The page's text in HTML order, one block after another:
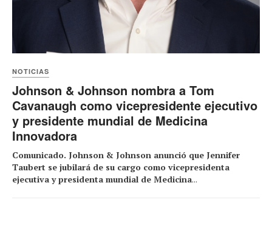
NOTICIAS
Johnson & Johnson nombra a Tom
Cavanaugh como vicepresidente ejecutivo
y presidente mundial de Medicina
Innovadora
Comunicado. Johnson & Johnson anunció que Jennifer
Taubert se jubilará de su cargo como vicepresidenta
ejecutiva y presidenta mundial de Medicina...